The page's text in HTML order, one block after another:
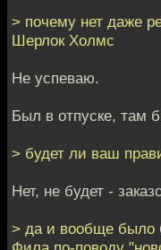
> почему нет даже
Шерлок Холмс
Не успеваю.
Был в отпуске, там
> будет ли ваш
Нет, не будет -
> да и вообще было